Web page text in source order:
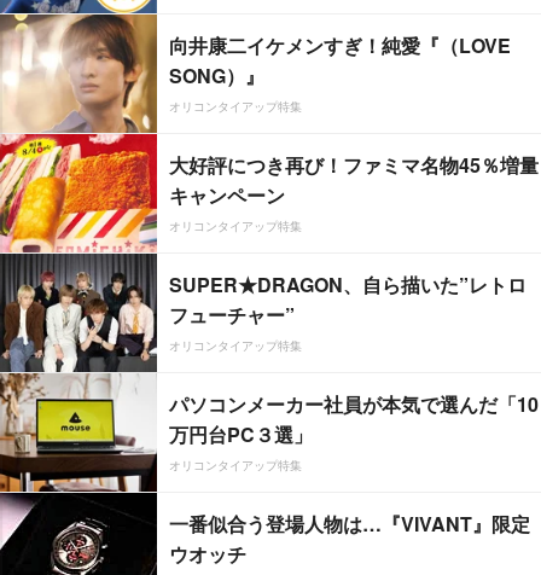
向井康二イケメンすぎ！純愛『（LOVE
SONG）』
オリコンタイアップ特集
大好評につき再び！ファミマ名物45％増量
キャンペーン
オリコンタイアップ特集
SUPER★DRAGON、自ら描いた”レトロ
フューチャー”
オリコンタイアップ特集
パソコンメーカー社員が本気で選んだ「10
万円台PC３選」
オリコンタイアップ特集
一番似合う登場人物は…『VIVANT』限定
ウオッチ